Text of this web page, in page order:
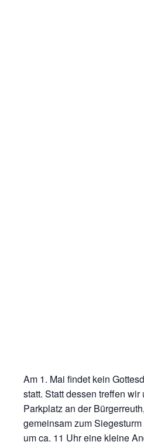
Am 1. Mai findet kein
statt. Statt dessen treffen
Parkplatz an der
gemeinsam zum
um ca. 11 Uhr eine kleine